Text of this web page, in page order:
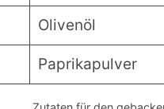
Olivenöl
Paprikapulver